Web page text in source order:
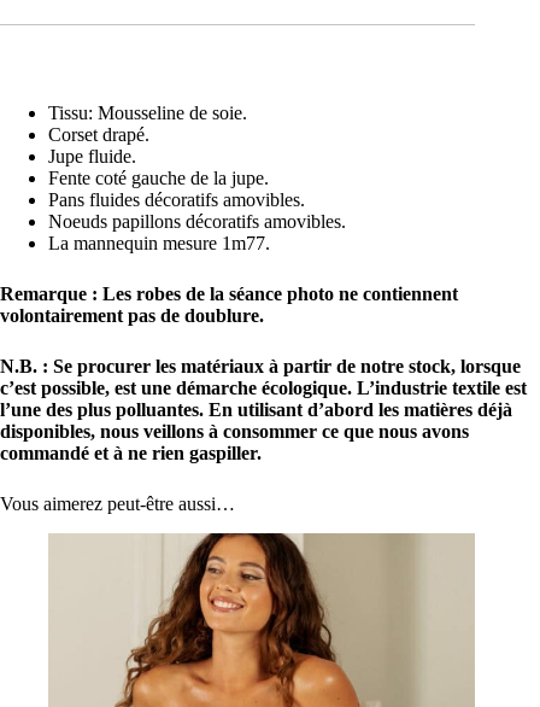
Tissu: Mousseline de soie.
Corset drapé.
Jupe fluide.
Fente coté gauche de la jupe.
Pans fluides décoratifs amovibles.
Noeuds papillons décoratifs amovibles.
La mannequin mesure 1m77.
Remarque : Les robes de la séance photo ne contiennent
volontairement pas de doublure.
N.B. : Se procurer les matériaux à partir de notre stock, lorsque
c’est possible, est une démarche écologique. L’industrie textile est
l’une des plus polluantes. En utilisant d’abord les matières déjà
disponibles, nous veillons à consommer ce que nous avons
commandé et à ne rien gaspiller.
Vous aimerez peut-être aussi…